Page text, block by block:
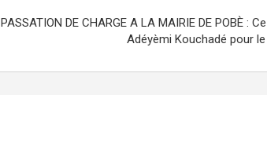
PASSATION DE CHARGE A LA MAIRIE DE POBÈ :
Adéyèmi Kouchadé pour